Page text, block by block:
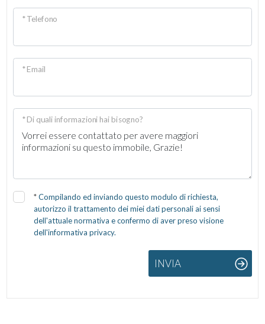
* Telefono
* Email
* Di quali informazioni hai bisogno?
*Compilando ed inviando questo modulo di richiesta,
autorizzo il trattamento dei miei dati personali ai sensi
dell'attuale normativa e confermo di aver preso visione
dell'informativa privacy.
INVIA